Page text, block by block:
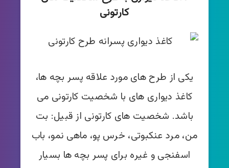
کارتونی
یکی از طرح های مورد علاقه پسر بچه ها،
کاغذ دیواری های با شخصیت کارتونی می
باشد. شخصیت های کارتونی از قبیل: بت
من، مرد عنکبوتی، خرس پو، ماهی نمو، باب
اسفنجی و غیره برای پسر بچه ها بسیار